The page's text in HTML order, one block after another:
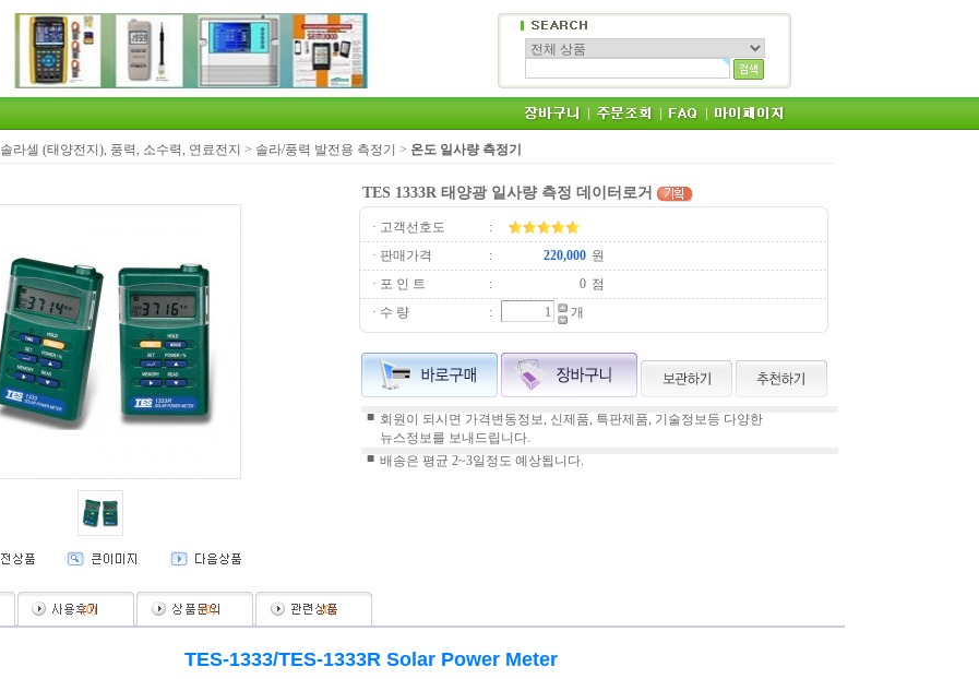
솔라셀 (태양전지), 풍력, 소수력, 연료전지 > 솔라/풍력 발전용 측정기 > 온도 일사량 측정기
TES 1333R 태양광 일사량 측정 데이터로거
· 고객선호도
:
· 판매가격
:
원
· 포 인 트
:
점
· 수 량
: 개
■ 회원이 되시면 가격변동정보, 신제품, 특판제품, 기술정보등 다양한
뉴스정보를 보내드립니다.
■ 배송은 평균 2~3일정도 예상됩니다.
(0) (0) (0)
TES-1333/TES-1333R Solar Power Meter